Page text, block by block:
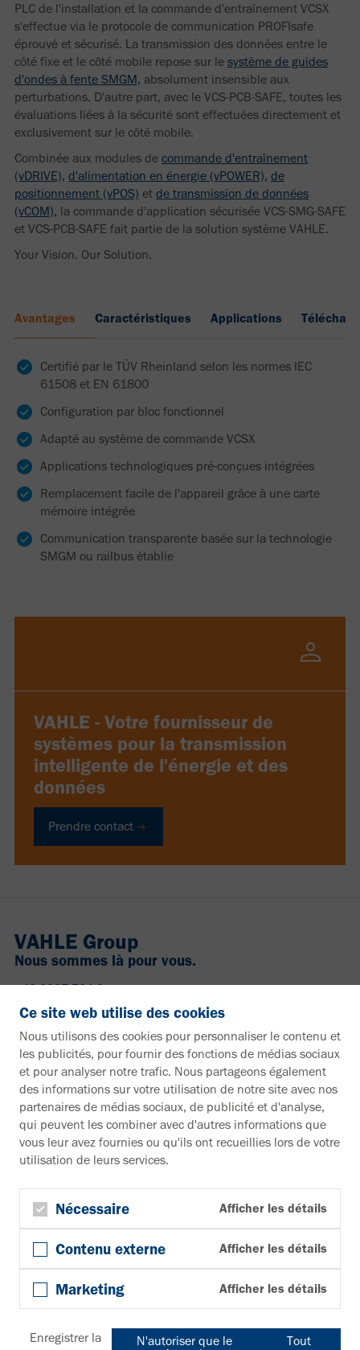
PLC de l'installation et la commande d'entraînement VCSX
s'effectue via le protocole de communication PROFIsafe
éprouvé et sécurisé. La transmission des données entre le
côté fixe et le côté mobile repose sur le système de guides
d'ondes à fente SMGM, absolument insensible aux
perturbations. D'autre part, avec le VCS-PCB-SAFE, toutes les
évaluations liées à la sécurité sont effectuées directement et
exclusivement sur le côté mobile.
Combinée aux modules de commande d'entraînement
(vDRIVE), d'alimentation en énergie (vPOWER), de
positionnement (vPOS) et de transmission de données
(vCOM), la commande d'application sécurisée VCS-SMG-SAFE
et VCS-PCB-SAFE fait partie de la solution système VAHLE.
Your Vision. Our Solution.
Avantages Caractéristiques Applications
Certifié par le TÜV Rheinland selon les normes IEC
61508 et EN 61800
Configuration par bloc fonctionnel
Adapté au système de commande VCSX
Applications technologiques pré-conçues intégrées
Remplacement facile de l'appareil grâce à une carte
mémoire intégrée
Communication transparente basée sur la technologie
SMGM ou railbus établie
VAHLE - Votre fournisseur de
systèmes pour la transmission
intelligente de l'énergie et des
données
Prendre contact
VAHLE Group
Nous sommes là pour vous.
+49 2307 704-0
info@vahle.de
Paul Vahle GmbH & Co. KG
Westicker Str. 52
59174 Kamen
Allemagne
Vous souhaitez en savoir plus ?
Documentation
Vers la zone de téléchargement
Bulletin d'information
S'inscrire à la newsletter
Suivez-nous
Facebook
LinkedIn
Cookies
Conditions généralesProtection des données
Mentions légalesAvertissementPlan du site
Ce site web utilise des cookies
Nous utilisons des cookies pour personnaliser le contenu et
les publicités, pour fournir des fonctions de médias sociaux
et pour analyser notre trafic. Nous partageons également
des informations sur votre utilisation de notre site avec nos
partenaires de médias sociaux, de publicité et d'analyse,
qui peuvent les combiner avec d'autres informations que
vous leur avez fournies ou qu'ils ont recueillies lors de votre
utilisation de leurs services.
Nécessaire Afficher les détails
Contenu externe Afficher les détails
Marketing Afficher les détails
Enregistrer la
N'autoriser que le
Tout